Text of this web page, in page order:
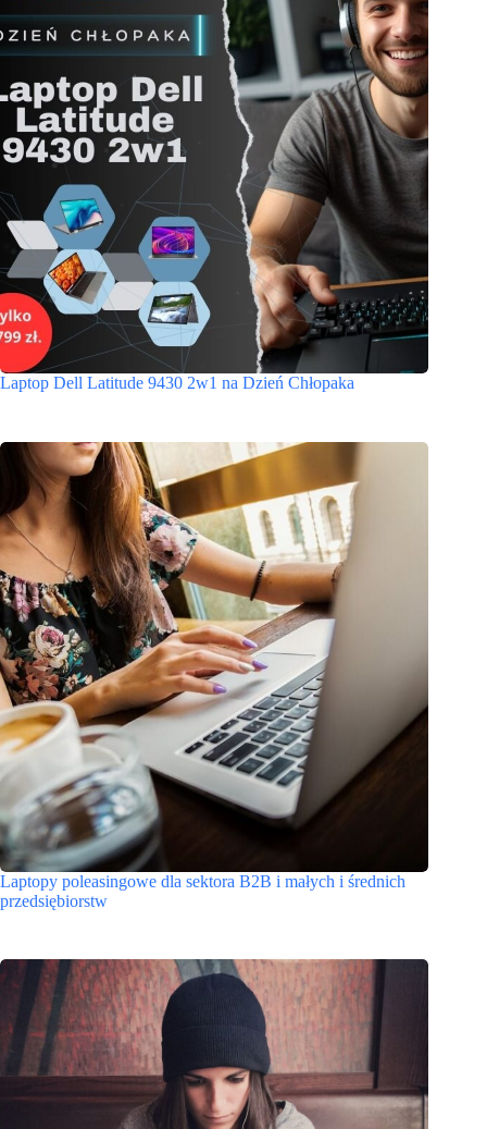
Laptop Dell Latitude 9430 2w1 na Dzień Chłopaka
Laptopy poleasingowe dla sektora B2B i małych i średnich
przedsiębiorstw